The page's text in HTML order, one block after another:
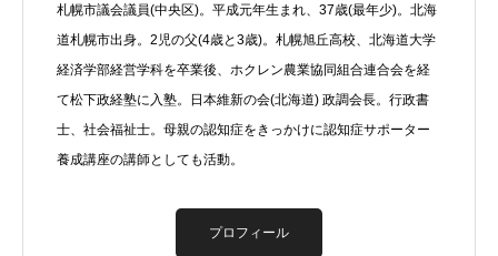
札幌市議会議員(中央区)。平成元年生まれ、37歳(最年少)。北海
道札幌市出身。2児の父(4歳と3歳)。札幌旭丘高校、北海道大学
経済学部経営学科を卒業後、ホクレン農業協同組合連合会を経
て松下政経塾に入塾。日本維新の会(北海道) 政調会長。行政書
士、社会福祉士。母親の認知症をきっかけに認知症サポーター
養成講座の講師としても活動。
プロフィール